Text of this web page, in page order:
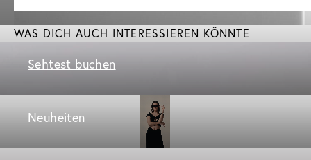
WAS DICH AUCH INTERESSIEREN KÖNNTE
Sehtest buchen
Neuheiten